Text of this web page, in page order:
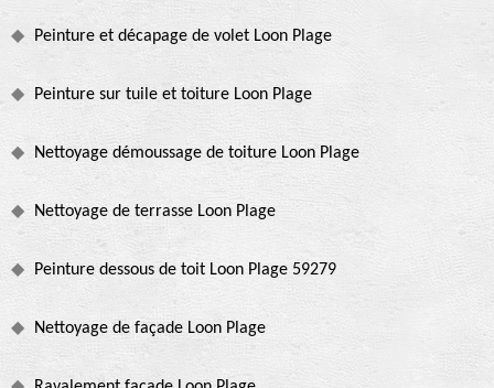
Peinture et décapage de volet Loon Plage
Peinture sur tuile et toiture Loon Plage
Nettoyage démoussage de toiture Loon Plage
Nettoyage de terrasse Loon Plage
Peinture dessous de toit Loon Plage 59279
Nettoyage de façade Loon Plage